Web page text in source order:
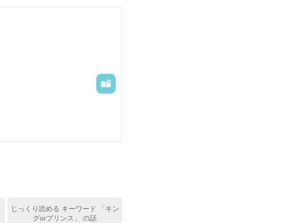
じっくり読める キーワード 「キン
グorプリンス」 の話